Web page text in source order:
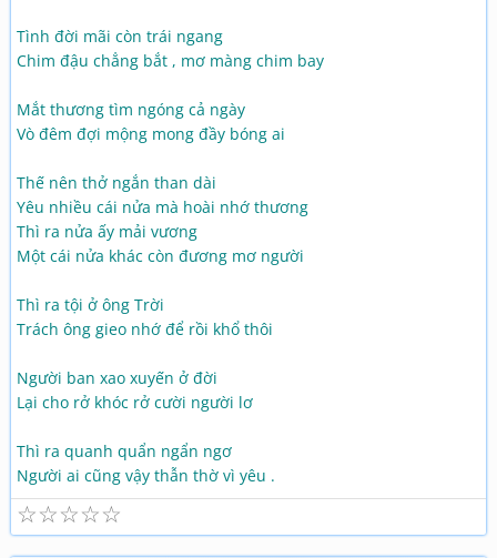
Tình đời mãi còn trái ngang
Chim đậu chẳng bắt , mơ màng chim bay
Mắt thương tìm ngóng cả ngày
Vò đêm đợi mộng mong đầy bóng ai
Thế nên thở ngắn than dài
Yêu nhiều cái nửa mà hoài nhớ thương
Thì ra nửa ấy mải vương
Một cái nửa khác còn đương mơ người
Thì ra tội ở ông Trời
Trách ông gieo nhớ để rồi khổ thôi
Người ban xao xuyến ở đời
Lại cho rở khóc rở cười người lơ
Thì ra quanh quẩn ngẩn ngơ
Người ai cũng vậy thẫn thờ vì yêu .
☆
☆
☆
☆
☆